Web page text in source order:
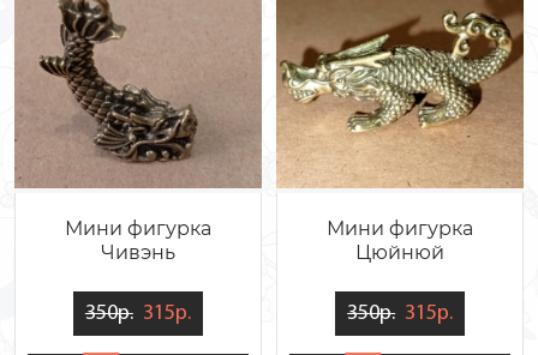
Мини фигурка
Чивэнь
350р. 315р.
Мини фигурка
Цюйнюй
350р. 315р.